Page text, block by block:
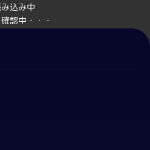
込み中
認中・・・